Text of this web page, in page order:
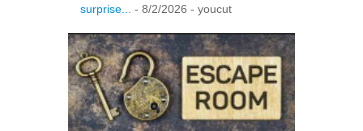
surprise...
- 8/2/2026 - youcut